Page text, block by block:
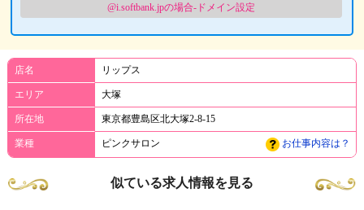
@i.softbank.jpの場合-ドメイン設定
店名 リップス
エリア 大塚
所在地 東京都豊島区北大塚2-8-15
業種 ピンクサロン お仕事内容は？
似ている求人情報を見る